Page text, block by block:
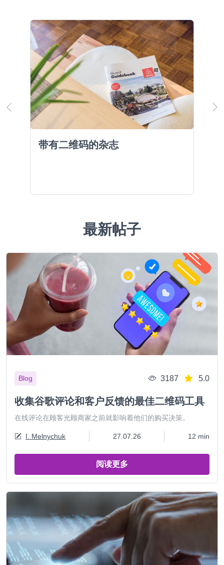
带有二维码的杂志
最新帖子
Blog 3187 5.0
收集谷歌评论和客户反馈的最佳二维码工具
在线评论在顾客光顾商家之前就影响着他们的购买决策。
I. Melnychuk 27.07.26 12 min
阅读更多